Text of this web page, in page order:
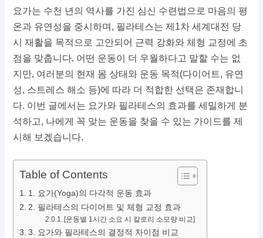
요가는 수천 년의 역사를 가진 심신 수련법으로 마음의 평
온과 유연성을 중시하며, 필라테스는 제1차 세계대전 당
시 재활을 목적으로 고안되어 근력 강화와 체형 교정에 초
점을 맞춥니다. 어떤 운동이 더 우월하다고 말할 수는 없
지만, 여러분의 현재 몸 상태와 운동 목적(다이어트, 유연
성, 스트레스 해소 등)에 따라 더 적합한 선택은 존재합니
다. 이번 글에서는 요가와 필라테스의 효과를 세밀하게 분
석하고, 나에게 꼭 맞는 운동을 찾을 수 있는 가이드를 제
시해 보겠습니다.
Table of Contents
1. 요가(Yoga)의 다각적 운동 효과
2. 필라테스의 다이어트 및 체형 교정 효과
[운동별 1시간 소요 시 칼로리 소모량 비교]
3. 요가와 필라테스의 결정적 차이점 비교